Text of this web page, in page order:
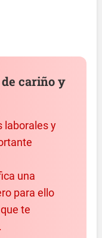
cariño y
laborales y
una
para ello
te